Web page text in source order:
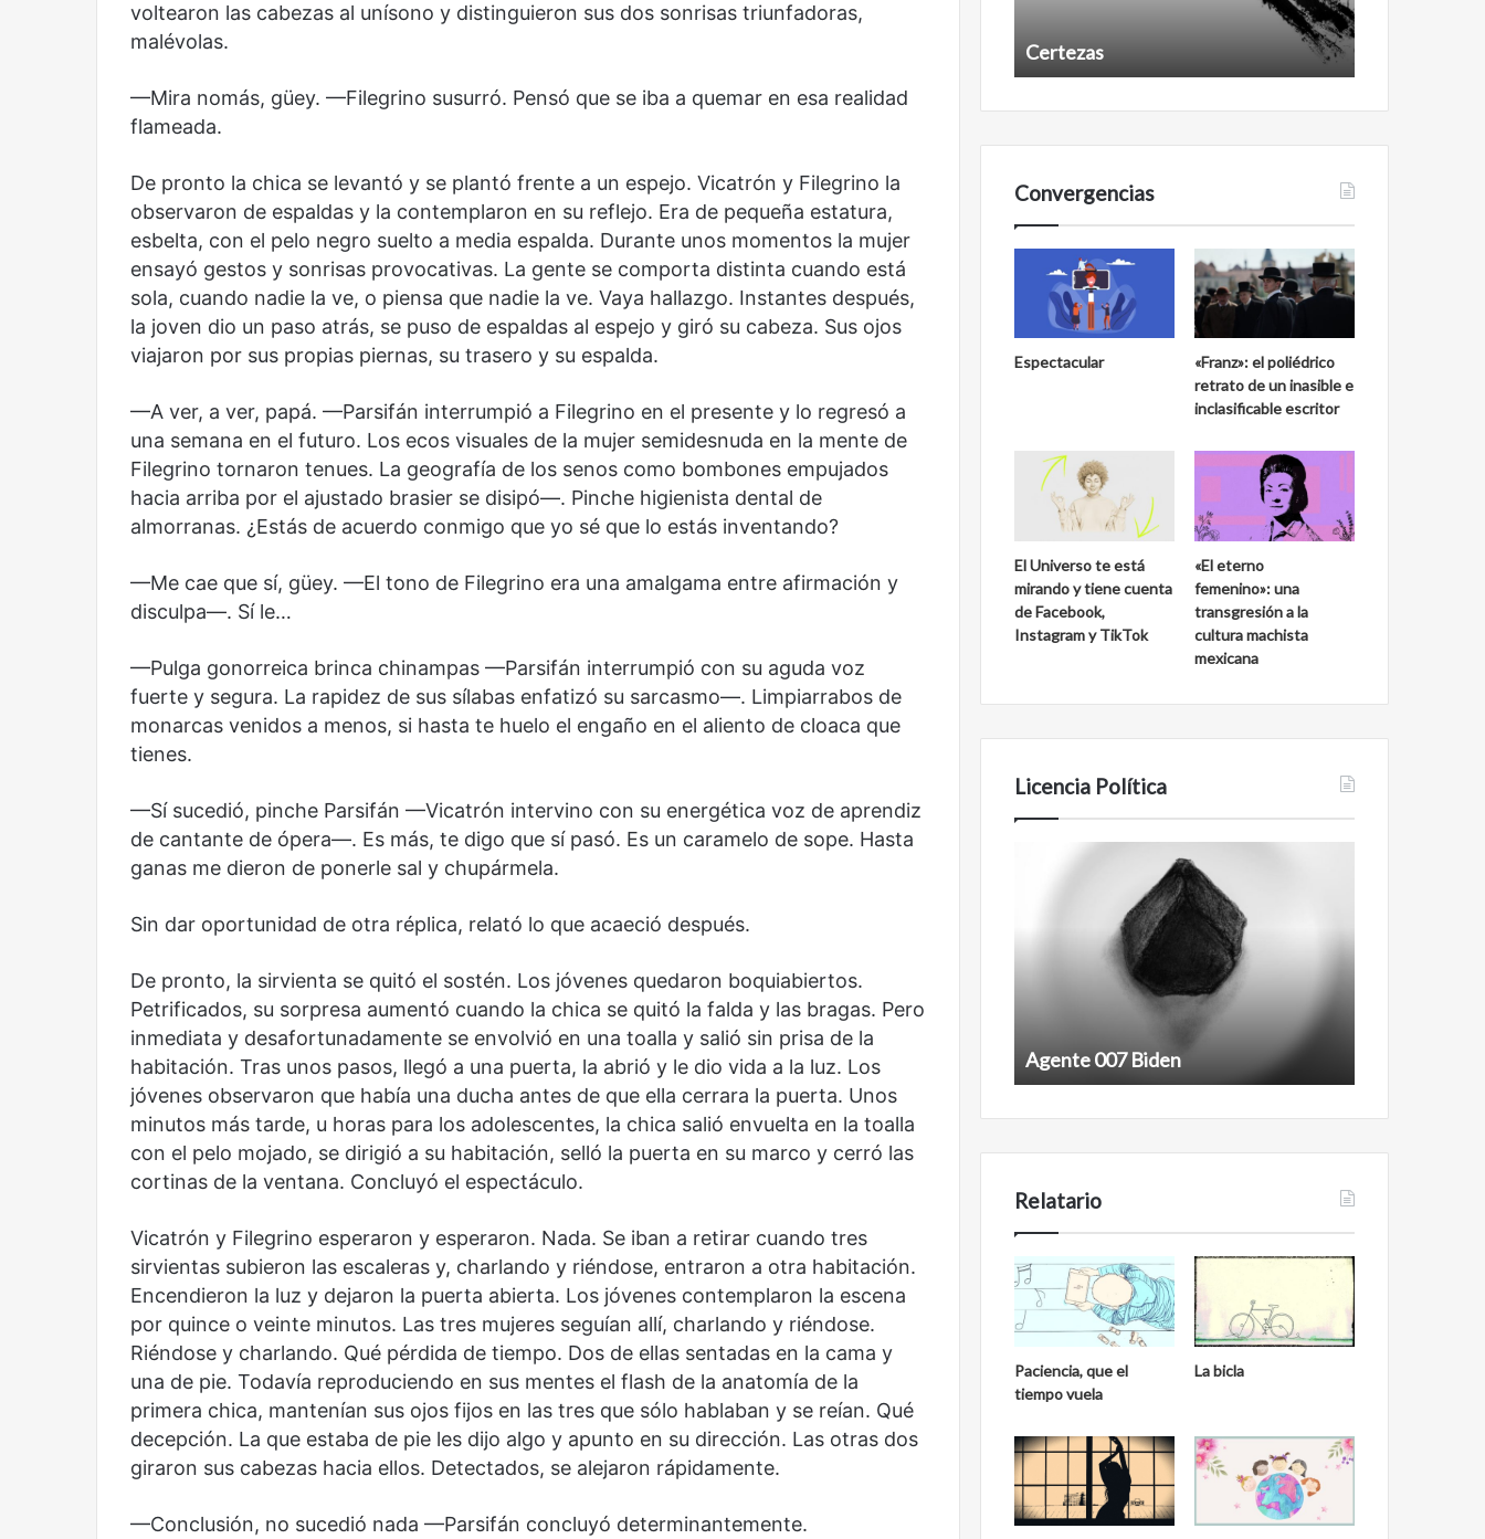
voltearon las cabezas al unísono y distinguieron sus dos sonrisas triunfadoras,
malévolas.
—Mira nomás, güey. —Filegrino susurró. Pensó que se iba a quemar en esa realidad
flameada.
De pronto la chica se levantó y se plantó frente a un espejo. Vicatrón y Filegrino la
observaron de espaldas y la contemplaron en su reflejo. Era de pequeña estatura,
esbelta, con el pelo negro suelto a media espalda. Durante unos momentos la mujer
ensayó gestos y sonrisas provocativas. La gente se comporta distinta cuando está
sola, cuando nadie la ve, o piensa que nadie la ve. Vaya hallazgo. Instantes después,
la joven dio un paso atrás, se puso de espaldas al espejo y giró su cabeza. Sus ojos
viajaron por sus propias piernas, su trasero y su espalda.
—A ver, a ver, papá. —Parsifán interrumpió a Filegrino en el presente y lo regresó a
una semana en el futuro. Los ecos visuales de la mujer semidesnuda en la mente de
Filegrino tornaron tenues. La geografía de los senos como bombones empujados
hacia arriba por el ajustado brasier se disipó—. Pinche higienista dental de
almorranas. ¿Estás de acuerdo conmigo que yo sé que lo estás inventando?
—Me cae que sí, güey. —El tono de Filegrino era una amalgama entre afirmación y
disculpa—. Sí le…
—Pulga gonorreica brinca chinampas —Parsifán interrumpió con su aguda voz
fuerte y segura. La rapidez de sus sílabas enfatizó su sarcasmo—. Limpiarrabos de
monarcas venidos a menos, si hasta te huelo el engaño en el aliento de cloaca que
tienes.
—Sí sucedió, pinche Parsifán —Vicatrón intervino con su energética voz de aprendiz
de cantante de ópera—. Es más, te digo que sí pasó. Es un caramelo de sope. Hasta
ganas me dieron de ponerle sal y chupármela.
Sin dar oportunidad de otra réplica, relató lo que acaeció después.
De pronto, la sirvienta se quitó el sostén. Los jóvenes quedaron boquiabiertos.
Petrificados, su sorpresa aumentó cuando la chica se quitó la falda y las bragas. Pero
inmediata y desafortunadamente se envolvió en una toalla y salió sin prisa de la
habitación. Tras unos pasos, llegó a una puerta, la abrió y le dio vida a la luz. Los
jóvenes observaron que había una ducha antes de que ella cerrara la puerta. Unos
minutos más tarde, u horas para los adolescentes, la chica salió envuelta en la toalla
con el pelo mojado, se dirigió a su habitación, selló la puerta en su marco y cerró las
cortinas de la ventana. Concluyó el espectáculo.
Vicatrón y Filegrino esperaron y esperaron. Nada. Se iban a retirar cuando tres
sirvientas subieron las escaleras y, charlando y riéndose, entraron a otra habitación.
Encendieron la luz y dejaron la puerta abierta. Los jóvenes contemplaron la escena
por quince o veinte minutos. Las tres mujeres seguían allí, charlando y riéndose.
Riéndose y charlando. Qué pérdida de tiempo. Dos de ellas sentadas en la cama y
una de pie. Todavía reproduciendo en sus mentes el flash de la anatomía de la
primera chica, mantenían sus ojos fijos en las tres que sólo hablaban y se reían. Qué
decepción. La que estaba de pie les dijo algo y apunto en su dirección. Las otras dos
giraron sus cabezas hacia ellos. Detectados, se alejaron rápidamente.
—Conclusión, no sucedió nada —Parsifán concluyó determinantemente.
Certezas
Convergencias
Espectacular
«Franz»: el poliédrico
retrato de un inasible e
inclasificable escritor
El Universo te está
mirando y tiene cuenta
de Facebook,
Instagram y TikTok
«El eterno
femenino»: una
transgresión a la
cultura machista
mexicana
Licencia Política
Reformulación
Nueva
droga
Nueva droga
Obradorista
Obradorista Agente 007 Biden
Relatario
Paciencia, que el
tiempo vuela
La bicla